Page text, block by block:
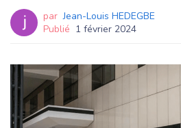
par Jean-Louis HEDEGBE
Publié 1 février 2024